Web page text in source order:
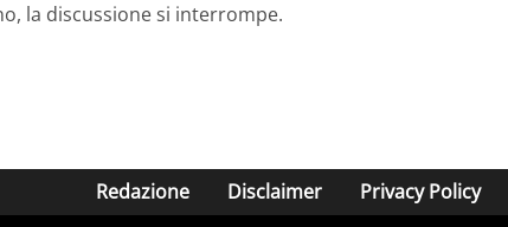
la discussione si interrompe.
Redazione Disclaimer Privacy Policy